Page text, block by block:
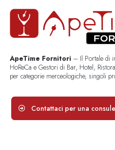
ApeTime Fornitori – Il Portale di
HoReCa e Gestori di Bar, Hotel,
per categorie merceologiche, singoli
Contattaci per una